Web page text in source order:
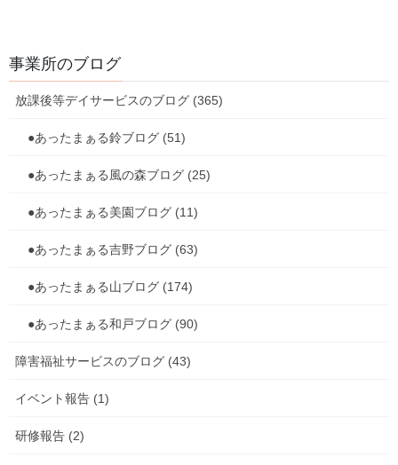
2021年8月30日
2021年8月30日
事業所のブログ
放課後等デイサービスのブログ (365)
●あったまぁる鈴ブログ (51)
●あったまぁる風の森ブログ (25)
●あったまぁる美園ブログ (11)
●あったまぁる吉野ブログ (63)
●あったまぁる山ブログ (174)
●あったまぁる和戸ブログ (90)
障害福祉サービスのブログ (43)
イベント報告 (1)
研修報告 (2)